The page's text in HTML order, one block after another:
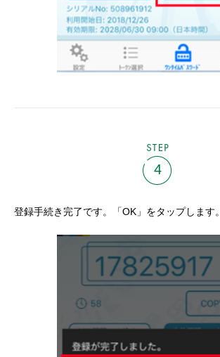
4
登録手続き完了です。「OK」をタップします。